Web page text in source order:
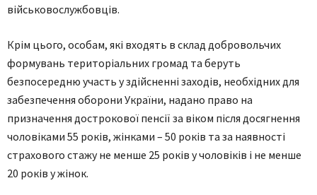
військовослужбовців.
Крім цього, особам, які входять в склад добровольчих
формувань територіальних громад та беруть
безпосередню участь у здійсненні заходів, необхідних для
забезпечення оборони України, надано право на
призначення дострокової пенсії за віком після досягнення
чоловіками 55 років, жінками – 50 років та за наявності
страхового стажу не менше 25 років у чоловіків і не менше
20 років у жінок.